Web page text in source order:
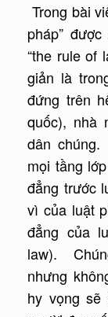
Trong bài
pháp”
“the rule of
giản là
đứng trên
quốc), nhà
dân
mọi tầng
đẳng trước
vì của luật
đẳng của
law).
nhưng
hy vọng